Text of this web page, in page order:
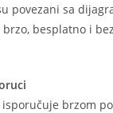
povezani sa
besplatno i
brzom